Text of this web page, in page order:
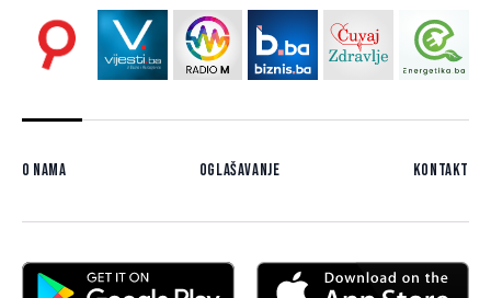
O nama Oglašavanje Kontakt